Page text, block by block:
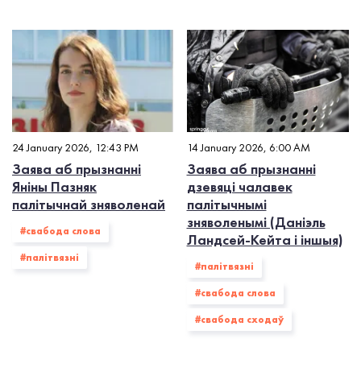
24 January 2026, 12:43 PM
Заява аб прызнанні
Яніны Пазняк
палітычнай зняволенай
#свабода слова
#палiтвязнi
14 January 2026, 6:00 AM
Заява аб прызнанні
дзевяці чалавек
палітычнымі
зняволенымі (Даніэль
Ландсей-Кейта і іншыя)
#палiтвязнi
#свабода слова
#свабода сходаў